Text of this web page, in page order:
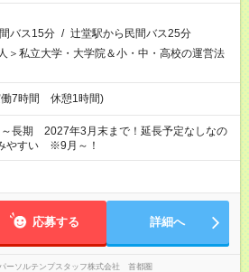
バス15分 / 辻堂駅から民間バス25分
＞私立大学・大学院＆小・中・高校の運営法
働7時間 休憩1時間)
長期 2027年3月末まで！延長予定なしなの
やすい ※9月～！
応募する 詳細へ
ーソルテンプスタッフ株式会社 首都圏